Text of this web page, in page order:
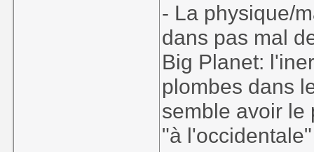
- La physique/
dans pas mal
Big Planet:
plombes dans
semble avoir le
"à